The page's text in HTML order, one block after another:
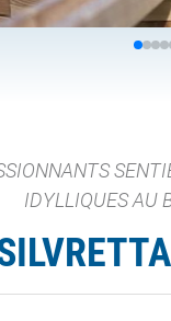
IDYLLIQUES AU